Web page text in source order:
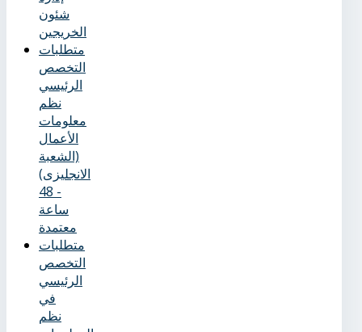
شئون
الخريجين
متطلبات
التخصص
الرئيسي
نظم
معلومات
الأعمال
(الشعبة
الانجليزى)
- 48
ساعة
معتمدة
متطلبات
التخصص
الرئيسي
في
نظم